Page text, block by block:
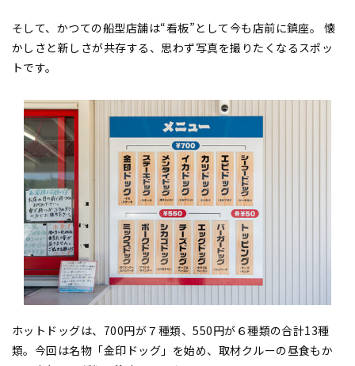
そして、かつての船型店舗は“看板”として今も店前に鎮座。 懐
かしさと新しさが共存する、思わず写真を撮りたくなるスポッ
トです。
ホットドッグは、700円が７種類、550円が６種類の合計13種
類。今回は名物「金印ドッグ」を始め、取材クルーの昼食もか